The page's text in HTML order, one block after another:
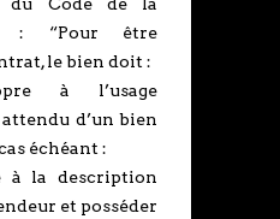
: “Pour être
le bien doit :
à l’usage
d’un bien
échéant :
à la description
et posséder